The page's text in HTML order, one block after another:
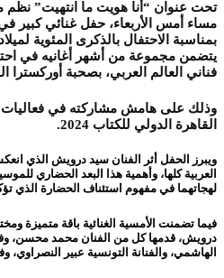
تحت عنوان “أنا هويت ما انتهيت” نظم
مساء أمس الأربعاء، حفل غنائي كبير
بمناسبة الاحتفال بالذكرى المئوية
يتضمن مجموعة من أشهر أغانيه في
فناني العالم العربي، بصحبة أوركسترا
القاهرة الدولي للكتاب 2024.
ويبرز الحفل أثر الفنان سيد درويش الذي
العربية كلها، وأهمية هذا البعد الحضاري
لهجاتهما في مفهوم استئناف الحضارة الذي
فيما تضمنت الأمسية الغنائية باقة متميزة
درويش، قدمها كل من الفنان محمد محسن،
الهاشمي، والفنانة التونسية عبير النصراوي،